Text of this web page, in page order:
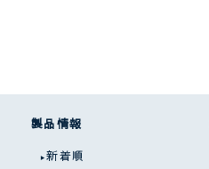
製品情報
新着順